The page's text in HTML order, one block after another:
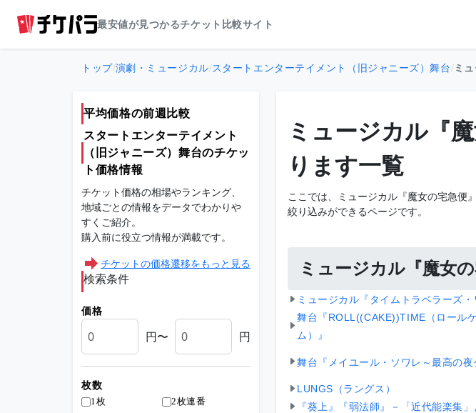
最安値が見つかるチケット比較サイト
トップ/演劇・ミュージカル/スタートエンターテイメント（旧ジャニーズ）舞台/ミュ
ミュージカル『
ります一覧
ここでは、ミュージカル『魔女の宅急便
絞り込みができるページです。
ミュージカル『魔女
ミュージカル『タイムトラベラーズ・
舞台『ROLL((CAKE))TIME（ロール
ム）』
舞台『メイユール・ソワレ～最高の夜
LUNGS（ラングス）
『葵上』『弱法師』－「近代能楽集」
平均価格の前週比較
スタートエンターテイメント
（旧ジャニーズ）舞台のチケッ
ト価格情報
チケット価格の相場やランキング、
地域ごとの情報をデータでわかりや
すくご紹介。
購入前に役立つ情報が満載です。
チケットの価格遷移をもっと見る
検索条件
価格
円〜 円
枚数
1枚
2枚連番